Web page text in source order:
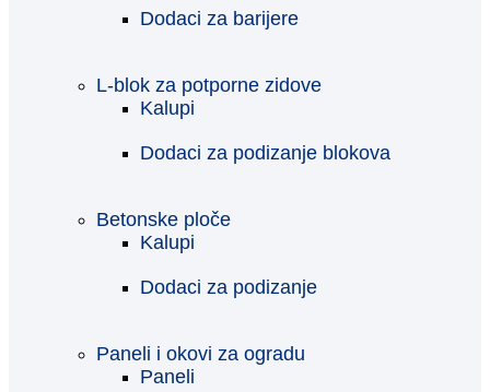
Dodaci za barijere
L-blok za potporne zidove
Kalupi
Dodaci za podizanje blokova
Betonske ploče
Kalupi
Dodaci za podizanje
Paneli i okovi za ogradu
Paneli